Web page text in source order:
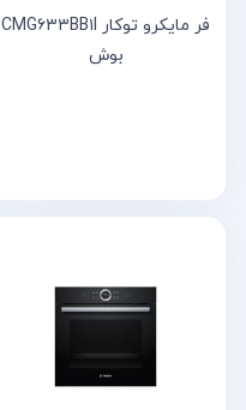
فر مایکرو توکار CMG۶۳۳BB۱I
بوش